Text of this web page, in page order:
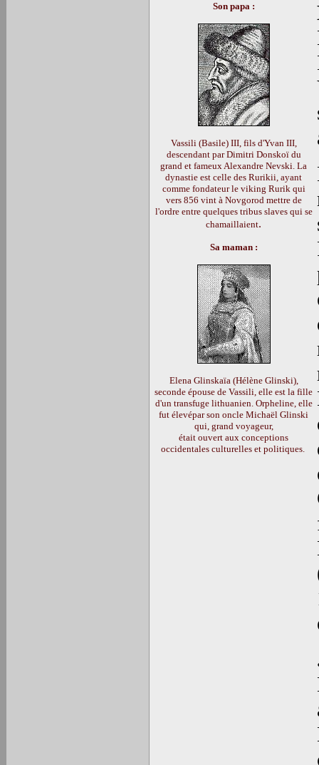
Son papa :
Vassili (Basile) III, fils d'Yvan III,
descendant par Dimitri Donskoï du
grand et fameux Alexandre Nevski. La
dynastie est celle des Rurikii, ayant
comme fondateur le viking Rurik qui
vers 856 vint à Novgorod mettre de
l'ordre entre quelques tribus slaves qui se
chamaillaient.
Sa maman :
Elena Glinskaïa (Hélène Glinski),
seconde épouse de Vassili, elle est la fille
d'un transfuge lithuanien. Orpheline, elle
fut élevépar son oncle Michaël Glinski
qui, grand voyageur,
était ouvert aux conceptions
occidentales culturelles et politiques.